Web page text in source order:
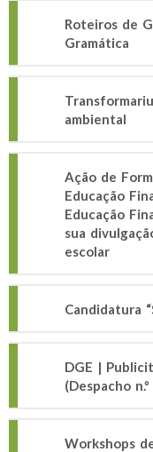
Roteiros de
Gramática
ambiental
Ação de
Educação
Educação
sua
escolar
Candidatura
DGE |
(Despacho
Workshops